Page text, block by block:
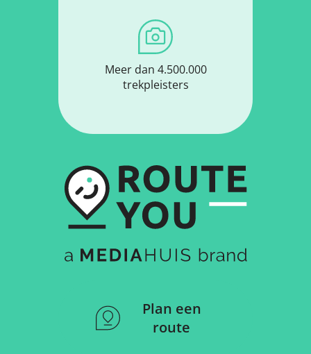
Meer dan 4.500.000
trekpleisters
Plan een
route